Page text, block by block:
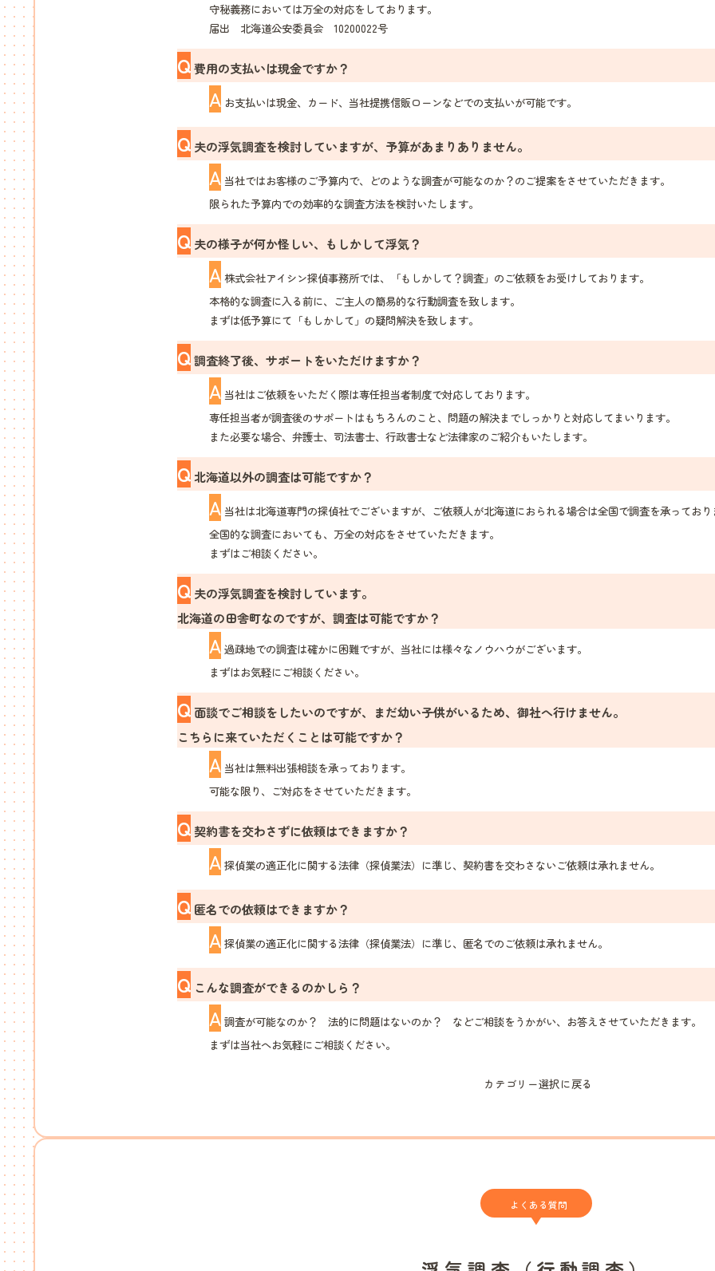
守秘義務においては万全の対応をしております。
届出 北海道公安委員会 10200022号
Q費用の支払いは現金ですか？
A お支払いは現金、カード、当社提携信販ローンなどでの支払いが可能です。
Q 夫の浮気調査を検討していますが、予算があまりありません。
A 当社ではお客様のご予算内で、どのような調査が可能なのか？のご提案をさせていただきます。
限られた予算内での効率的な調査方法を検討いたします。
Q 夫の様子が何か怪しい、もしかして浮気？
A 株式会社アイシン探偵事務所では、「もしかして？調査」のご依頼をお受けしております。
本格的な調査に入る前に、ご主人の簡易的な行動調査を致します。
まずは低予算にて「もしかして」の疑問解決を致します。
Q調査終了後、サポートをいただけますか？
A 当社はご依頼をいただく際は専任担当者制度で対応しております。
専任担当者が調査後のサポートはもちろんのこと、問題の解決までしっかりと対応してまいります。
また必要な場合、弁護士、司法書士、行政書士など法律家のご紹介もいたします。
Q北海道以外の調査は可能ですか？
A 当社は北海道専門の探偵社でございますが、ご依頼人が北海道におられる場合は全国で調査を承ってお
全国的な調査においても、万全の対応をさせていただきます。
まずはご相談ください。
Q 夫の浮気調査を検討しています。
北海道の田舎町なのですが、調査は可能ですか？
A 過疎地での調査は確かに困難ですが、当社には様々なノウハウがございます。
まずはお気軽にご相談ください。
Q 面談でご相談をしたいのですが、まだ幼い子供がいるため、御社へ行けません。
こちらに来ていただくことは可能ですか？
A 当社は無料出張相談を承っております。
可能な限り、ご対応をさせていただきます。
Q 契約書を交わさずに依頼はできますか？
A 探偵業の適正化に関する法律（探偵業法）に準じ、契約書を交わさないご依頼は承れません。
Q 匿名での依頼はできますか？
A 探偵業の適正化に関する法律（探偵業法）に準じ、匿名でのご依頼は承れません。
Q こんな調査ができるのかしら？
A 調査が可能なのか？ 法的に問題はないのか？ などご相談をうかがい、お答えさせていただきます。
まずは当社へお気軽にご相談ください。
カテゴリー選択に戻る
よくある質問